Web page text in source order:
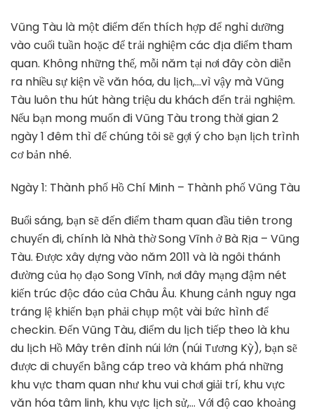
Vũng Tàu là một điểm đến thích hợp để nghỉ dưỡng
vào cuối tuần hoặc để trải nghiệm các địa điểm tham
quan. Không những thế, mỗi năm tại nơi đây còn diễn
ra nhiều sự kiện về văn hóa, du lịch,…vì vậy mà Vũng
Tàu luôn thu hút hàng triệu du khách đến trải nghiệm.
Nếu bạn mong muốn đi Vũng Tàu trong thời gian 2
ngày 1 đêm thì để chúng tôi sẽ gợi ý cho bạn lịch trình
cơ bản nhé.
Ngày 1: Thành phố Hồ Chí Minh – Thành phố Vũng Tàu
Buổi sáng, bạn sẽ đến điểm tham quan đầu tiên trong
chuyến đi, chính là Nhà thờ Song Vĩnh ở Bà Rịa – Vũng
Tàu. Được xây dựng vào năm 2011 và là ngôi thánh
đường của họ đạo Song Vĩnh, nơi đây mạng đậm nét
kiến trúc độc đáo của Châu Âu. Khung cảnh nguy nga
tráng lệ khiến bạn phải chụp một vài bức hình để
checkin. Đến Vũng Tàu, điểm du lịch tiếp theo là khu
du lịch Hồ Mây trên đỉnh núi lớn (núi Tương Kỳ), bạn sẽ
được di chuyển bằng cáp treo và khám phá những
khu vực tham quan như khu vui chơi giải trí, khu vực
văn hóa tâm linh, khu vực lịch sử,… Với độ cao khoảng